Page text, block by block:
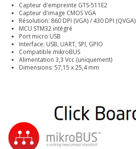
Capteur d'empreinte GTS-511E2
Capteur d'image CMOS VGA
Résolution: 860 DPI (VGA) / 430 DPI (QVGA)
MCU STM32 intégré
Port micro USB
Interface: USB, UART, SPI, GPIO
Compatible mikroBUS
Alimentation 3,3 Vcc (uniquement)
Dimensions: 57,15 x 25,4 mm